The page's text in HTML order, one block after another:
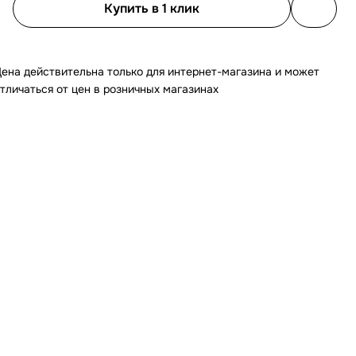
Купить в 1 клик
действительна только для интернет-магазина и может
от цен в розничных магазинах